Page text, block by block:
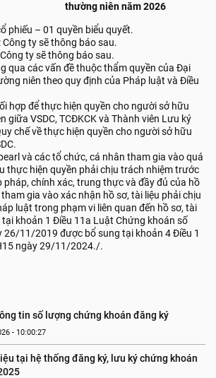
thường niên năm 2026
phiếu – 01 quyền biểu quyết.
ty sẽ thông báo sau.
ty sẽ thông báo sau.
qua các vấn đề thuộc thẩm quyền của Đại
niên theo quy định của Pháp luật và Điều
hợp để thực hiện quyền cho người sở hữu
giữa VSDC, TCĐKCK và Thành viên Lưu ký
chế về thực hiện quyền cho người sở hữu
và các tổ chức, cá nhân tham gia vào quá
thực hiện quyền phải chịu trách nhiệm trước
pháp, chính xác, trung thực và đầy đủ của hồ
gia vào xác nhận hồ sơ, tài liệu phải chịu
luật trong phạm vi liên quan đến hồ sơ, tài
tại khoản 1 Điều 11a Luật Chứng khoán số
11/2019 được bổ sung tại khoản 4 Điều 1
ngày 29/11/2024./.
tin số lượng chứng khoán đăng ký
- 10:00:27
tại hệ thống đăng ký, lưu ký chứng khoán